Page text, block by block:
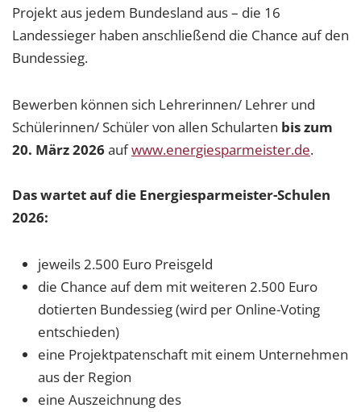
Projekt aus jedem Bundesland aus – die 16
Landessieger haben anschließend die Chance auf den
Bundessieg.
Bewerben können sich Lehrerinnen/ Lehrer und
Schülerinnen/ Schüler von allen Schularten bis zum
20. März 2026aufwww.energiesparmeister.de.
Das wartet auf die Energiesparmeister-Schulen
2026:
jeweils 2.500 Euro Preisgeld
die Chance auf dem mit weiteren 2.500 Euro
dotierten Bundessieg (wird per Online-Voting
entschieden)
eine Projektpatenschaft mit einem Unternehmen
aus der Region
eine Auszeichnung des